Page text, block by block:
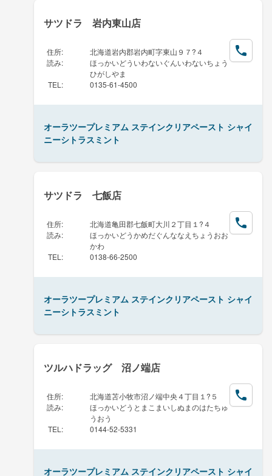
サツドラ 岩内東山店
住所:
北海道岩内郡岩内町字東山９７?４
読み:
ほっかいどういわないぐんいわないちょう
ひがしやま
TEL : 0135-61-4500
オーラツープレミアム ステインクリアペースト シャイ
ニーシトラスミント
サツドラ 七飯店
住所:
北海道亀田郡七飯町大川２丁目１?４
読み:
ほっかいどうかめだぐんななえちょうおお
かわ
TEL : 0138-66-2500
オーラツープレミアム ステインクリアペースト シャイ
ニーシトラスミント
ツルハドラッグ 沼ノ端店
住所:
北海道苫小牧市沼ノ端中央４丁目１?５
読み:
ほっかいどうとまこまいしぬまのはたちゅ
うおう
TEL : 0144-52-5331
オーラツープレミアム ステインクリアペースト シャイ